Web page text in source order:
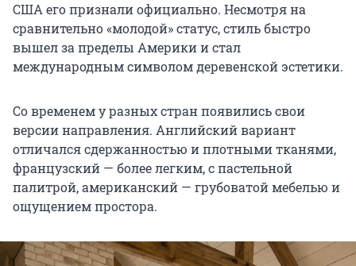
США его признали официально. Несмотря на
сравнительно «молодой» статус, стиль быстро
вышел за пределы Америки и стал
международным символом деревенской эстетики.
Со временем у разных стран появились свои
версии направления. Английский вариант
отличался сдержанностью и плотными тканями,
французский — более легким, с пастельной
палитрой, американский — грубоватой мебелью и
ощущением простора.